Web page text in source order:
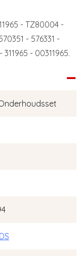
- TZ80004 -
- 576331 -
- 00311965.